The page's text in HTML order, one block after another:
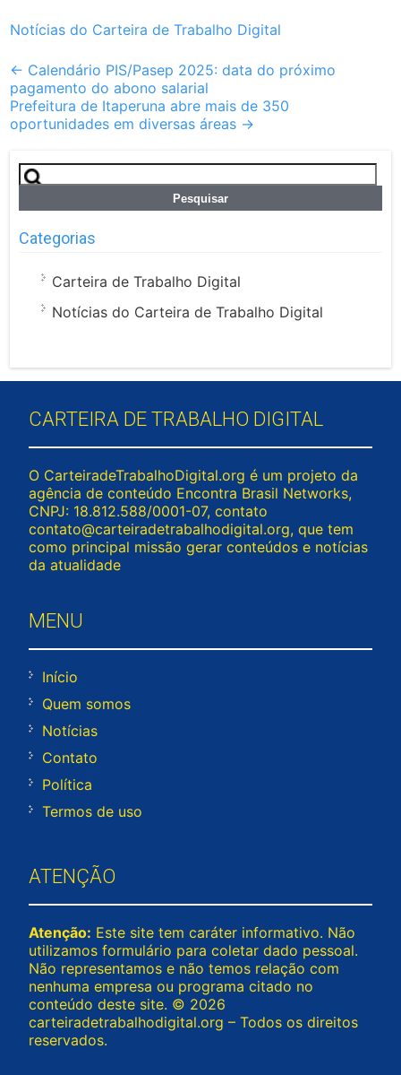
Notícias do Carteira de Trabalho Digital
Post
navigation
← Calendário PIS/Pasep 2025: data do próximo
pagamento do abono salarial
Prefeitura de Itaperuna abre mais de 350
oportunidades em diversas áreas →
Pesquisar
por:
Categorias
Carteira de Trabalho Digital
Notícias do Carteira de Trabalho Digital
CARTEIRA DE TRABALHO DIGITAL
O CarteiradeTrabalhoDigital.org é um projeto da
agência de conteúdo Encontra Brasil Networks,
CNPJ: 18.812.588/0001-07, contato
contato@carteiradetrabalhodigital.org, que tem
como principal missão gerar conteúdos e notícias
da atualidade
MENU
Início
Quem somos
Notícias
Contato
Política
Termos de uso
ATENÇÃO
Atenção: Este site tem caráter informativo. Não
utilizamos formulário para coletar dado pessoal.
Não representamos e não temos relação com
nenhuma empresa ou programa citado no
conteúdo deste site. © 2026
carteiradetrabalhodigital.org – Todos os direitos
reservados.